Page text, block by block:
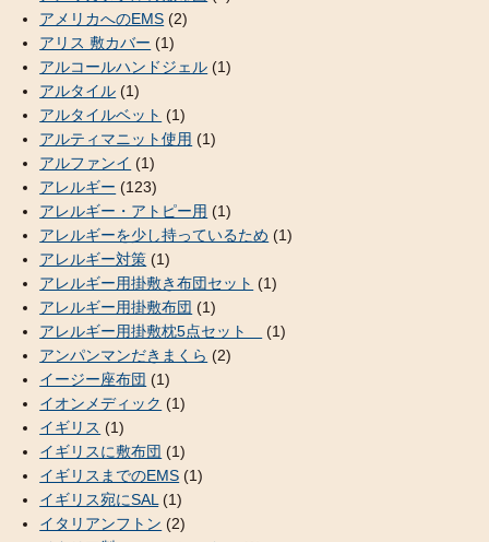
アメリカへのEMS (2)
アリス 敷カバー (1)
アルコールハンドジェル (1)
アルタイル (1)
アルタイルベット (1)
アルティマニット使用 (1)
アルファンイ (1)
アレルギー (123)
アレルギー・アトピー用 (1)
アレルギーを少し持っているため (1)
アレルギー対策 (1)
アレルギー用掛敷き布団セット (1)
アレルギー用掛敷布団 (1)
アレルギー用掛敷枕5点セット
(1)
アンパンマンだきまくら (2)
イージー座布団 (1)
イオンメディック (1)
イギリス (1)
イギリスに敷布団 (1)
イギリスまでのEMS (1)
イギリス宛にSAL (1)
イタリアンフトン (2)